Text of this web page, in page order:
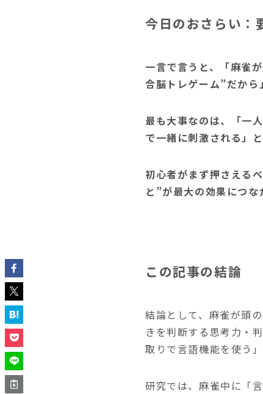
今日のおさらい：
一言で言うと、「麻雀
合脳トレゲーム”だから
最も大事なのは、「一
で一緒に刺激される」と
初心者がまず押さえる
と”が最大の効果につな
この記事の結論
結論として、麻雀が頭
きを判断する思考力・
取りで言語機能を使う
研究では、麻雀中に「